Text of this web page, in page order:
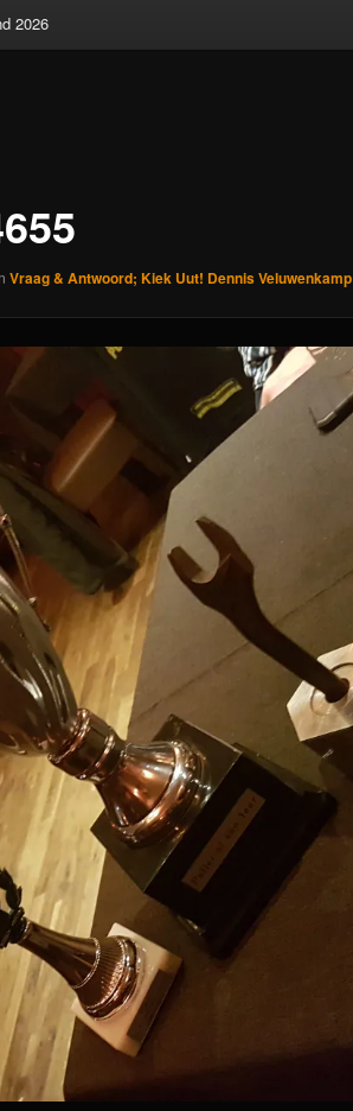
2026
Vraag & Antwoord; Kiek Uut! Dennis Veluwenkamp